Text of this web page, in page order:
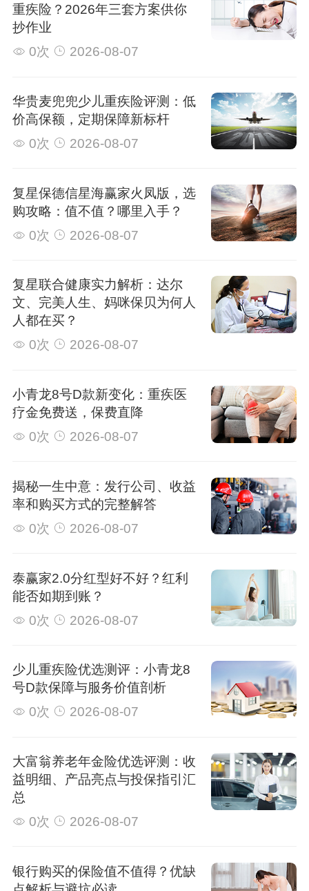
重疾险？2026年三套方案供你
抄作业
0次
2026-08-07
华贵麦兜兜少儿重疾险评测：低
价高保额，定期保障新标杆
0次
2026-08-07
复星保德信星海赢家火凤版，选
购攻略：值不值？哪里入手？
0次
2026-08-07
复星联合健康实力解析：达尔
文、完美人生、妈咪保贝为何人
人都在买？
0次
2026-08-07
小青龙8号D款新变化：重疾医
疗金免费送，保费直降
0次
2026-08-07
揭秘一生中意：发行公司、收益
率和购买方式的完整解答
0次
2026-08-07
泰赢家2.0分红型好不好？红利
能否如期到账？
0次
2026-08-07
少儿重疾险优选测评：小青龙8
号D款保障与服务价值剖析
0次
2026-08-07
大富翁养老年金险优选评测：收
益明细、产品亮点与投保指引汇
总
0次
2026-08-07
银行购买的保险值不值得？优缺